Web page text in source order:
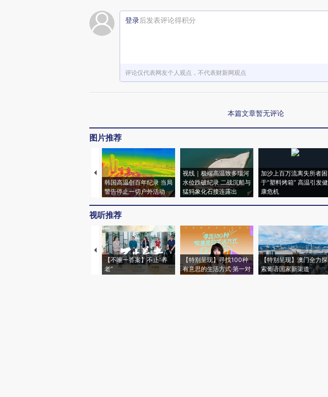
登录后发表评论得积分
评论仅代表网友个人观点，不代表财新网观点
本篇文章暂无评论
图片推荐
韩国高温创百年纪录 当局
警告停止一切户外活动
视线｜极端高温致多瑙河
水位跌破纪录 二战沉船与
猛犸象化石接连露出
加沙上百万流离失所者困
于“塑料烤箱” 高温引发健
康危机
视听推荐
【不唯一答案】不止“养
老”
【特别呈现】寻找100种
有意思的生活方式·第一对
【特别呈现】澳门全力探
索葡语国家新渠道